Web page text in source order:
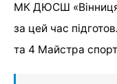
МК ДЮСШ
за цей час
та 4 Майстра